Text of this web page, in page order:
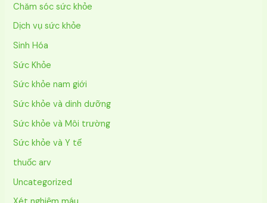
Chăm sóc sức khỏe
Dịch vụ sức khỏe
Sinh Hóa
Sức Khỏe
Sức khỏe nam giới
Sức khỏe và dinh dưỡng
Sức khỏe và Môi trường
Sức khỏe và Y tế
thuốc arv
Uncategorized